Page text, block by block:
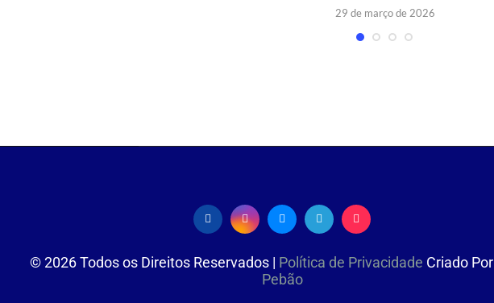
29 de março de 2026
©2026Todos os Direitos Reservados | Política de Privacidade Criado Por
Pebão